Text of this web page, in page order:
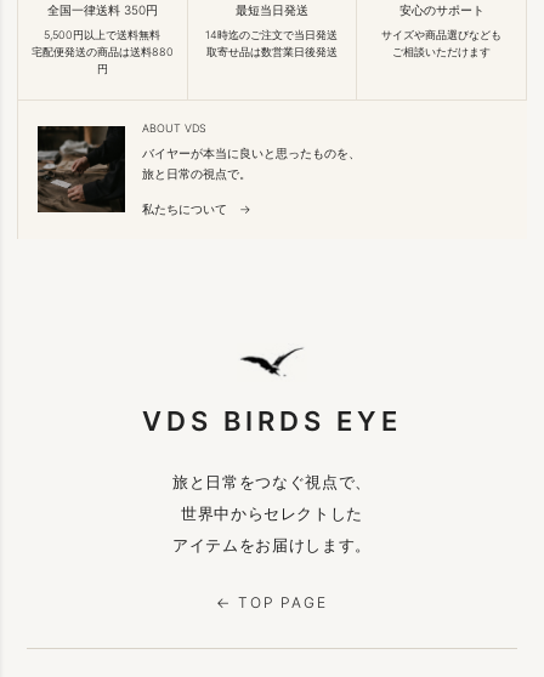
全国一律送料 350円
5,500円以上で送料無料
宅配便発送の商品は送料880
円
最短当日発送
14時迄のご注文で当日発送
取寄せ品は数営業日後発送
安心のサポート
サイズや商品選びなども
ご相談いただけます
ABOUT VDS
バイヤーが本当に良いと思ったものを、
旅と日常の視点で。
私たちについて →
VDS BIRDS EYE
旅と日常をつなぐ視点で、
世界中からセレクトした
アイテムをお届けします。
← TOP PAGE